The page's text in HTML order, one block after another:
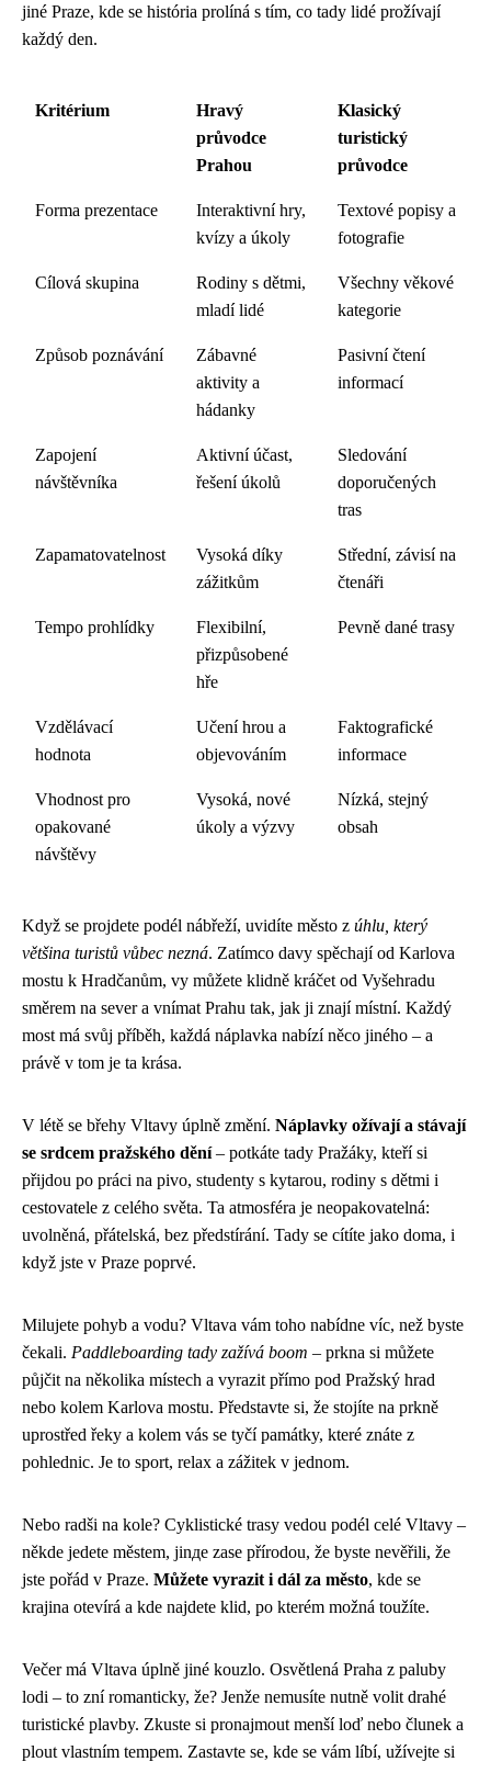
jiné Praze, kde se história prolíná s tím, co tady lidé prožívají
každý den.
Kritérium
Hravý
průvodce
Prahou
Klasický
turistický
průvodce
Forma prezentace
Interaktivní hry,
kvízy a úkoly
Textové popisy a
fotografie
Cílová skupina
Rodiny s dětmi,
mladí lidé
Všechny věkové
kategorie
Způsob poznávání
Zábavné
aktivity a
hádanky
Pasivní čtení
informací
Zapojení
návštěvníka
Aktivní účast,
řešení úkolů
Sledování
doporučených
tras
Zapamatovatelnost
Vysoká díky
zážitkům
Střední, závisí na
čtenáři
Tempo prohlídky
Flexibilní,
přizpůsobené
hře
Pevně dané trasy
Vzdělávací
hodnota
Učení hrou a
objevováním
Faktografické
informace
Vhodnost pro
opakované
návštěvy
Vysoká, nové
úkoly a výzvy
Nízká, stejný
obsah
Když se projdete podél nábřeží, uvidíte město z úhlu, který
většina turistů vůbec nezná. Zatímco davy spěchají od Karlova
mostu k Hradčanům, vy můžete klidně kráčet od Vyšehradu
směrem na sever a vnímat Prahu tak, jak ji znají místní. Každý
most má svůj příběh, každá náplavka nabízí něco jiného – a
právě v tom je ta krása.
V létě se břehy Vltavy úplně změní. Náplavky ožívají a stávají
se srdcem pražského dění– potkáte tady Pražáky, kteří si
přijdou po práci na pivo, studenty s kytarou, rodiny s dětmi i
cestovatele z celého světa. Ta atmosféra je neopakovatelná:
uvolněná, přátelská, bez předstírání. Tady se cítíte jako doma, i
když jste v Praze poprvé.
Milujete pohyb a vodu? Vltava vám toho nabídne víc, než byste
čekali. Paddleboarding tady zažívá boom – prkna si můžete
půjčit na několika místech a vyrazit přímo pod Pražský hrad
nebo kolem Karlova mostu. Představte si, že stojíte na prkně
uprostřed řeky a kolem vás se tyčí památky, které znáte z
pohlednic. Je to sport, relax a zážitek v jednom.
Nebo radši na kole? Cyklistické trasy vedou podél celé Vltavy –
někde jedete městem, jinде zase přírodou, že byste nevěřili, že
jste pořád v Praze. Můžete vyrazit i dál za město, kde se
krajina otevírá a kde najdete klid, po kterém možná toužíte.
Večer má Vltava úplně jiné kouzlo. Osvětlená Praha z paluby
lodi – to zní romanticky, že? Jenže nemusíte nutně volit drahé
turistické plavby. Zkuste si pronajmout menší loď nebo člunek a
plout vlastním tempem. Zastavte se, kde se vám líbí, užívejte si